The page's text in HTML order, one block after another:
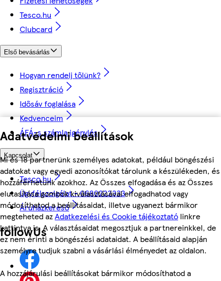
Adatvédelmi beállítások
Mi és 18 partnerünk személyes adatokat, például böngészési
adatokat vagy egyedi azonosítókat tárolunk a készülékeden, és
hozzáférhetünk azokhoz. Az Összes elfogadása és az Összes
elutasítása gombok kiválasztásával elfogadhatod vagy
módosíthatod a beállításaidat, illetve ugyanezt bármikor
megteheted azAdatkezelési és Cookie tájékoztató linkre
kattintva is. A választásaidat megosztjuk a partnereinkkel, de
ez nem érinti a böngészési adataidat. A beállításaid alapján
személyre tudjuk szabni a vásárlási élményedet az oldalon.
A hozzájárulási beállításokat bármikor módosíthatod a
Tesco.hu
Clubcard
Első bevásárlás
Hogyan rendelj tőlünk?
Regisztráció
Idősáv foglalása
Kedvenceim
ÁFÁ-s számla igénylés
Kapcsolat
Tesco.hu
Ügyfélszolgálat - 0680222333
Áruházkereső
followUs